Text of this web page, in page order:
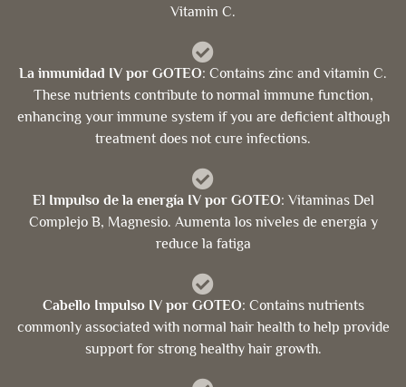
Vitamin C.
La inmunidad IV por GOTEO: Contains zinc and vitamin C.
These nutrients contribute to normal immune function,
enhancing your immune system if you are deficient although
treatment does not cure infections.
El Impulso de la energía IV por GOTEO: Vitaminas Del
Complejo B, Magnesio. Aumenta los niveles de energía y
reduce la fatiga
Cabello Impulso IV por GOTEO: Contains nutrients
commonly associated with normal hair health to help provide
support for strong healthy hair growth.